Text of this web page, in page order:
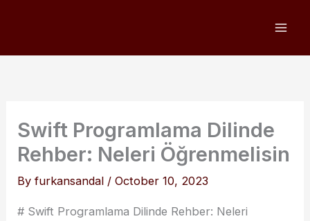
Swift Programlama Dilinde
Rehber: Neleri Öğrenmelisin
Byfurkansandal /October 10, 2023
# Swift Programlama Dilinde Rehber: Neleri